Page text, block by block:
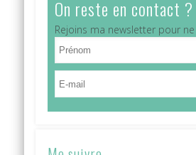
On reste en contact ?
Rejoins ma newsletter pour